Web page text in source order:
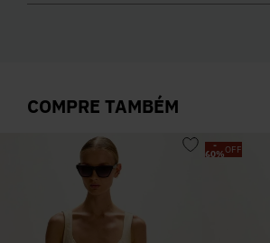
COMPRE TAMBÉM
-
60%OFF